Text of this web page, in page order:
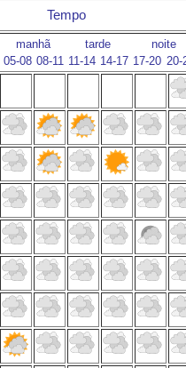
Tempo
manhã tarde
noite
05-08 08-11 11-14 14-17 17-20 20-